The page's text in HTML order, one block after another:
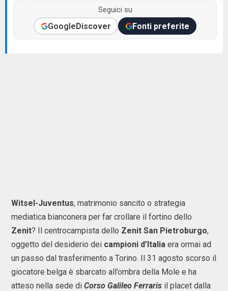
Seguici su
GoogleDiscover Fonti preferite
Witsel-Juventus, matrimonio sancito o strategia
mediatica bianconera per far crollare il fortino dello
Zenit? Il centrocampista dello Zenit San Pietroburgo,
oggetto del desiderio dei campioni d’Italia era ormai ad
un passo dal trasferimento a Torino. Il 31 agosto scorso il
giocatore belga è sbarcato all’ombra della Mole e ha
atteso nella sede di Corso Galileo Ferraris il placet dalla